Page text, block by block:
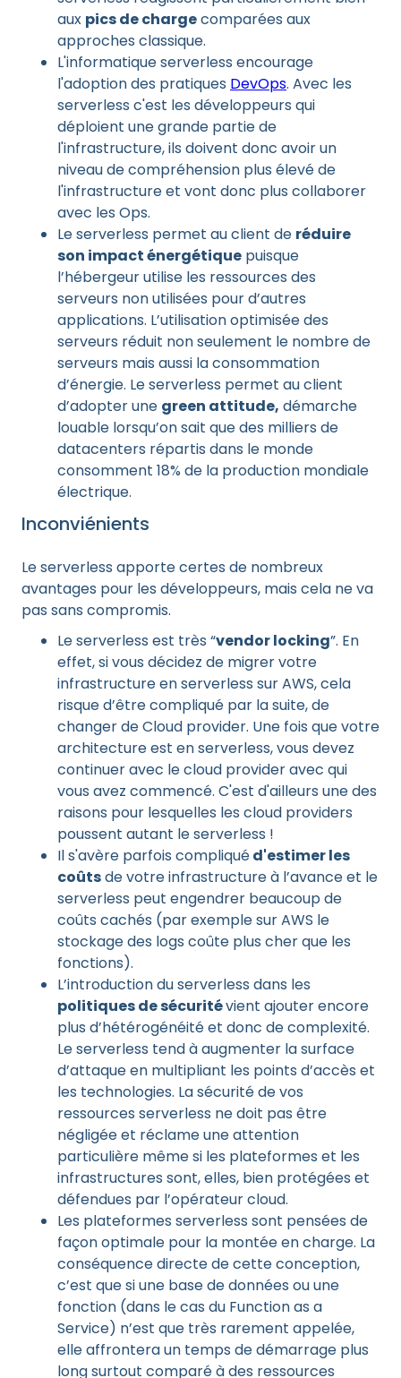
aux pics de chargecomparées aux
approches classique.
L'informatique serverless encourage
l'adoption des pratiques DevOps. Avec les
serverless c'est les développeurs qui
déploient une grande partie de
l'infrastructure, ils doivent donc avoir un
niveau de compréhension plus élevé de
l'infrastructure et vont donc plus collaborer
avec les Ops.
Le serverless permet au client de réduire
son impact énergétique puisque
l’hébergeur utilise les ressources des
serveurs non utilisées pour d’autres
applications. L’utilisation optimisée des
serveurs réduit non seulement le nombre de
serveurs mais aussi la consommation
d’énergie. Le serverless permet au client
d’adopter une green attitude, démarche
louable lorsqu’on sait que des milliers de
datacenters répartis dans le monde
consomment 18% de la production mondiale
électrique.
Inconviénients
Le serverless apporte certes de nombreux
avantages pour les développeurs, mais cela ne va
pas sans compromis.
Le serverless est très “vendor locking”. En
effet, si vous décidez de migrer votre
infrastructure en serverless sur AWS, cela
risque d’être compliqué par la suite, de
changer de Cloud provider. Une fois que votre
architecture est en serverless, vous devez
continuer avec le cloud provider avec qui
vous avez commencé. C'est d'ailleurs une des
raisons pour lesquelles les cloud providers
poussent autant le serverless !
Il s'avère parfois compliquéd'estimer les
coûtsde votre infrastructure à l’avance et le
serverless peut engendrer beaucoup de
coûts cachés (par exemple sur AWS le
stockage des logs coûte plus cher que les
fonctions).
L’introduction du serverless dans les
politiques de sécuritévient ajouter encore
plus d’hétérogénéité et donc de complexité.
Le serverless tend à augmenter la surface
d’attaque en multipliant les points d’accès et
les technologies. La sécurité de vos
ressources serverless ne doit pas être
négligée et réclame une attention
particulière même si les plateformes et les
infrastructures sont, elles, bien protégées et
défendues par l’opérateur cloud.
Les plateformes serverless sont pensées de
façon optimale pour la montée en charge. La
conséquence directe de cette conception,
c’est que si une base de données ou une
fonction (dans le cas du Function as a
Service) n’est que très rarement appelée,
elle affrontera un temps de démarrage plus
long surtout comparé à des ressources